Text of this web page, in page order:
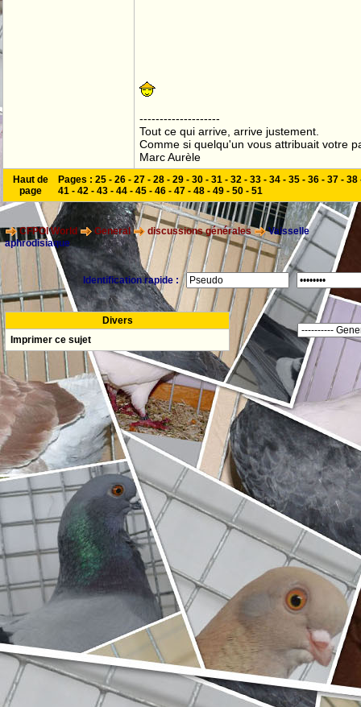
--------------------
Tout ce qui arrive, arrive justement.
Comme si quelqu'un vous attribuait votre
Marc Aurèle
Haut de
page
Pages : 25 - 26 - 27 - 28 - 29 - 30 - 31 - 32 - 33 - 34 - 35 - 36 - 37 - 38
41 - 42 - 43 - 44 - 45 - 46 - 47 - 48 - 49 - 50 - 51
CFPOI World General discussions générales
Vaisselle
aphrodisiaque
Identification rapide :
Divers
Imprimer ce sujet